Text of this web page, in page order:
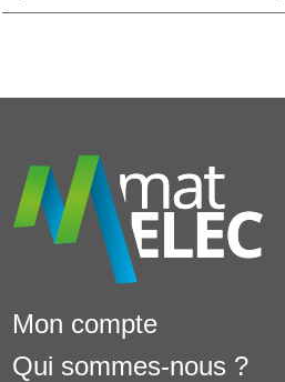
Mon compte
Qui sommes-nous ?